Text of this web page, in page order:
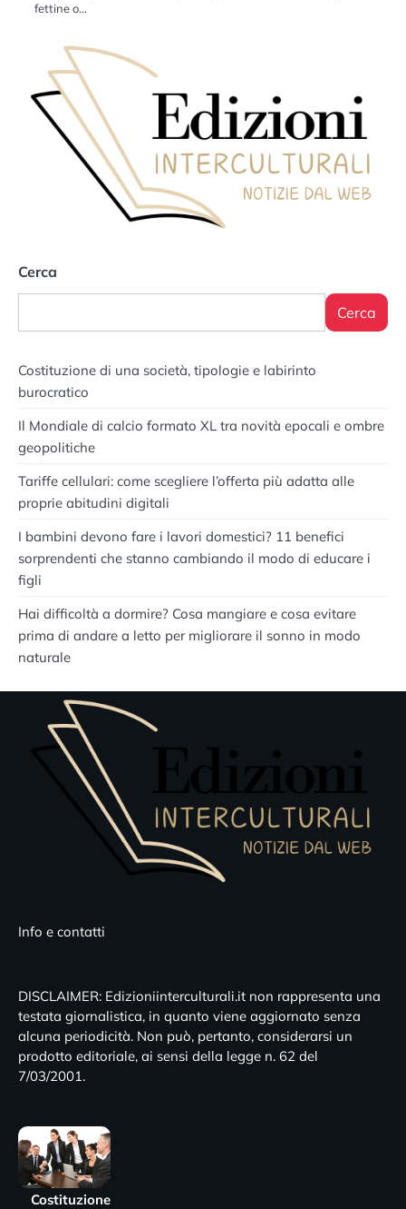
fettine o…
Cerca
Cerca
Costituzione di una società, tipologie e labirinto
burocratico
Il Mondiale di calcio formato XL tra novità epocali e ombre
geopolitiche
Tariffe cellulari: come scegliere l’offerta più adatta alle
proprie abitudini digitali
I bambini devono fare i lavori domestici? 11 benefici
sorprendenti che stanno cambiando il modo di educare i
figli
Hai difficoltà a dormire? Cosa mangiare e cosa evitare
prima di andare a letto per migliorare il sonno in modo
naturale
Info e contatti
DISCLAIMER: Edizioniinterculturali.it non rappresenta una
testata giornalistica, in quanto viene aggiornato senza
alcuna periodicità. Non può, pertanto, considerarsi un
prodotto editoriale, ai sensi della legge n. 62 del
7/03/2001.
Costituzione